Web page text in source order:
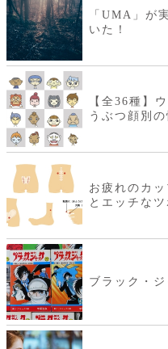
「UMA」が
いた！
【全36種】
うぶつ顔別
お疲れのカ
とエッチなツ
ブラック・